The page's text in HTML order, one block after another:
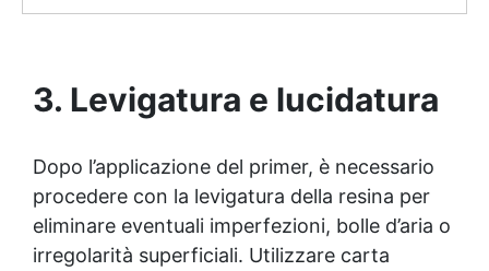
Deluxe per la migliore resa grazie alla sua alta
3. Levigatura e lucidatura
Dopo l’applicazione del primer, è necessario
procedere con la levigatura della resina per
eliminare eventuali imperfezioni, bolle d’aria o
irregolarità superficiali. Utilizzare carta